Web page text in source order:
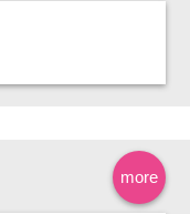
more